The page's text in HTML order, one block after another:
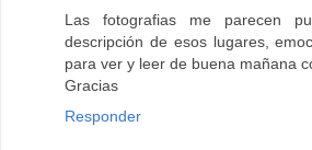
Las fotografias me parecen
descripción de esos lugares,
para ver y leer de buena mañana
Gracias
Responder